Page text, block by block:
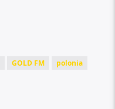
GOLD FM
polonia